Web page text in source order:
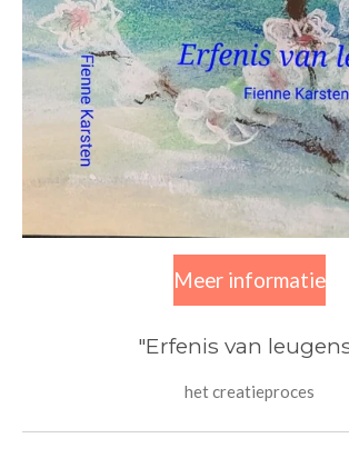
Meer informatie
"Erfenis van
het creatieproces